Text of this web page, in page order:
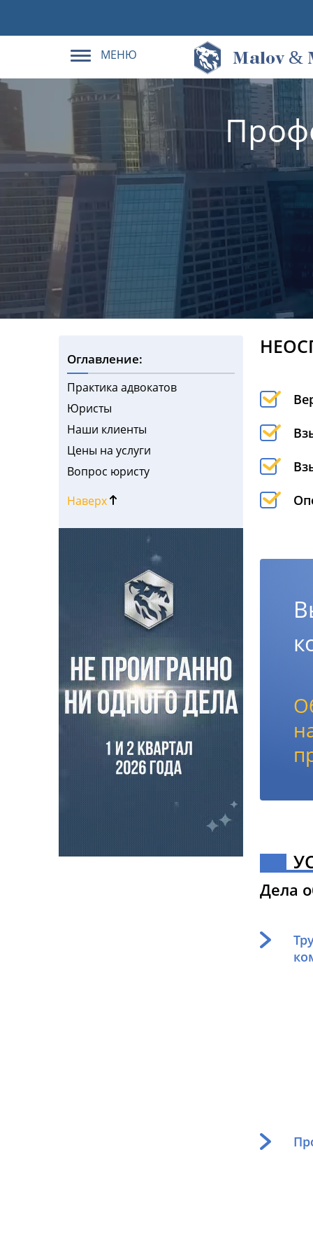
МЕНЮ Malov &
Оглавление:
Практика адвокатов
Юристы
Наши клиенты
Цены на услуги
Вопрос юристу
Наверх
Дела